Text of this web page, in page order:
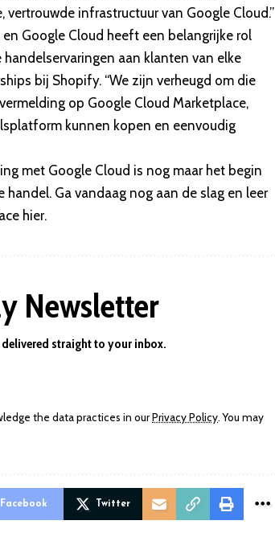
infrastructuur van Google Cloud.”
Google Cloud heeft een belangrijke rol
aan klanten van elke
bij Shopify. “We zijn verheugd om die
op Google Cloud Marketplace,
kunnen kopen en eenvoudig
met Google Cloud is nog maar het begin
Ga vandaag nog aan de slag en leer
hier.
Newsletter
delivered straight to your inbox.
the data practices in ourPrivacy Policy. You may
Facebook Twitter